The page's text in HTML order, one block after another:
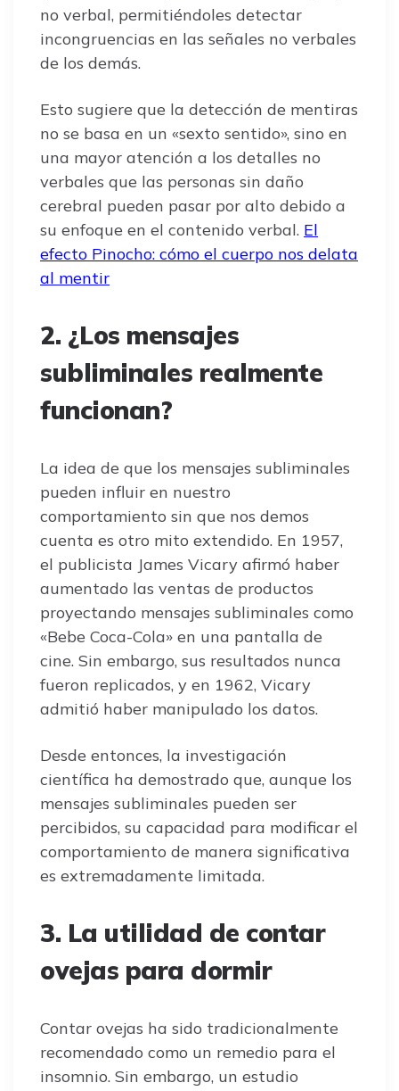
no verbal, permitiéndoles detectar
incongruencias en las señales no verbales
de los demás.
Esto sugiere que la detección de mentiras
no se basa en un «sexto sentido», sino en
una mayor atención a los detalles no
verbales que las personas sin daño
cerebral pueden pasar por alto debido a
su enfoque en el contenido verbal. El
efecto Pinocho: cómo el cuerpo nos delata
al mentir
2. ¿Los mensajes
subliminales realmente
funcionan?
La idea de que los mensajes subliminales
pueden influir en nuestro
comportamiento sin que nos demos
cuenta es otro mito extendido. En 1957,
el publicista James Vicary afirmó haber
aumentado las ventas de productos
proyectando mensajes subliminales como
«Bebe Coca-Cola» en una pantalla de
cine. Sin embargo, sus resultados nunca
fueron replicados, y en 1962, Vicary
admitió haber manipulado los datos.
Desde entonces, la investigación
científica ha demostrado que, aunque los
mensajes subliminales pueden ser
percibidos, su capacidad para modificar el
comportamiento de manera significativa
es extremadamente limitada.
3. La utilidad de contar
ovejas para dormir
Contar ovejas ha sido tradicionalmente
recomendado como un remedio para el
insomnio. Sin embargo, un estudio